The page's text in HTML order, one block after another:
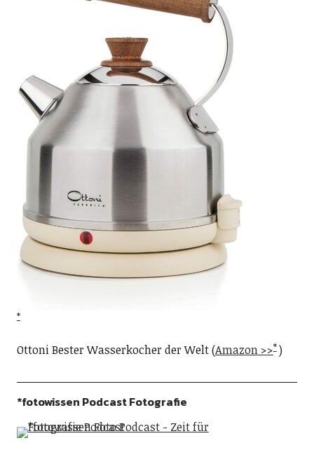
Ottoni Bester Wasserkocher der Welt (Amazon >> )
*fotowissen Podcast Fotografie